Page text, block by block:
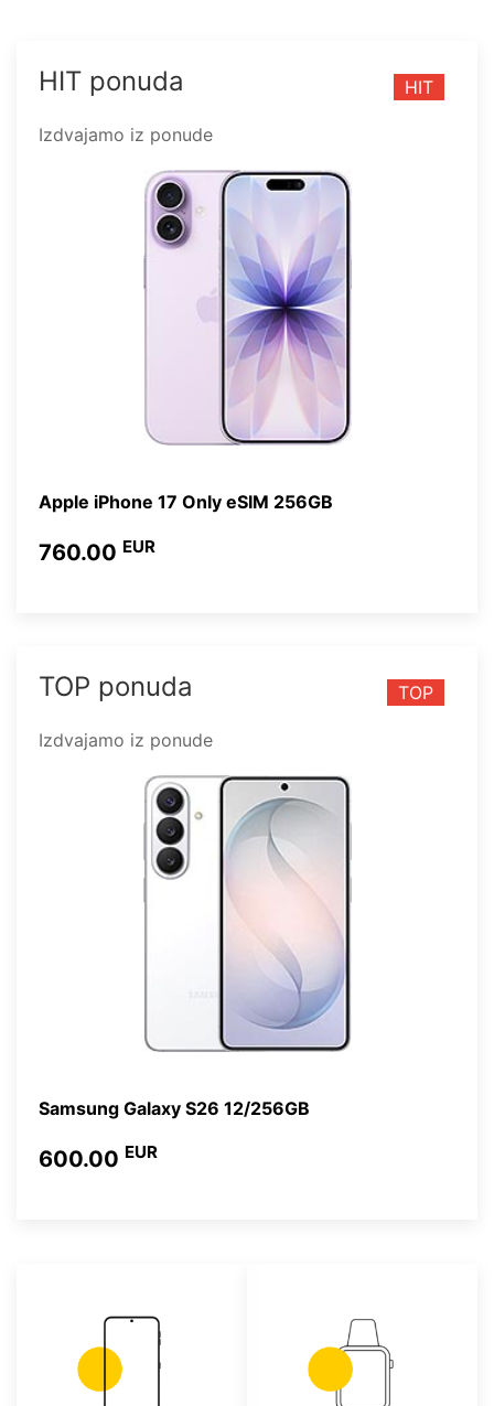
HIT
HIT ponuda
Izdvajamo iz ponude
Apple iPhone 17 Only eSIM 256GB
760.00 EUR
TOP
TOP ponuda
Izdvajamo iz ponude
Samsung Galaxy S26 12/256GB
600.00 EUR